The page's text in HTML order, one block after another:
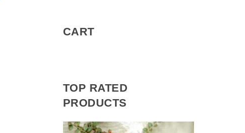
CART
TOP RATED
PRODUCTS